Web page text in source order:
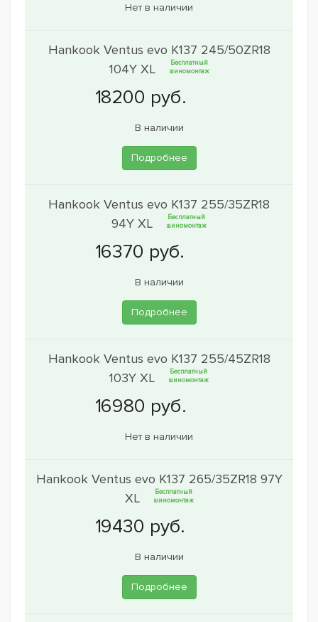
Нет в наличии
Hankook Ventus evo K137 245/50ZR18
104Y XL
Бесплатный
шиномонтаж
В наличии
Подробнее
Hankook Ventus evo K137 255/35ZR18
94Y XL
Бесплатный
шиномонтаж
В наличии
Подробнее
Hankook Ventus evo K137 255/45ZR18
103Y XL
Бесплатный
шиномонтаж
Нет в наличии
Hankook Ventus evo K137 265/35ZR18 97Y
XL
Бесплатный
шиномонтаж
В наличии
Подробнее